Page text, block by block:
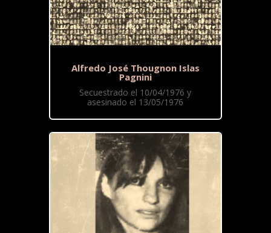
Alfredo José Thougnon Islas
Pagnini
Secuestrado el 10/04/1976 y
asesinado el 13/05/1976